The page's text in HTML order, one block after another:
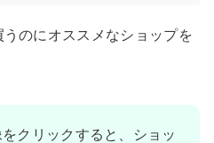
のにオススメなショップを
クリックすると、ショッ